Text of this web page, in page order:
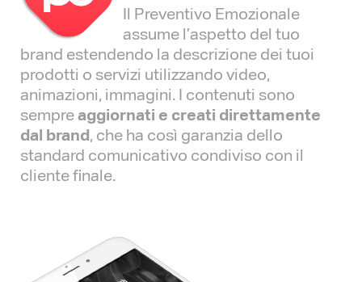
Il Preventivo Emozionale
assume l’aspetto del tuo
brand estendendo la descrizione dei tuoi
prodotti o servizi utilizzando video,
animazioni, immagini.I contenuti sono
sempreaggiornati e creati direttamente
dal brand, che ha così garanzia dello
standard comunicativo condiviso con il
cliente finale.